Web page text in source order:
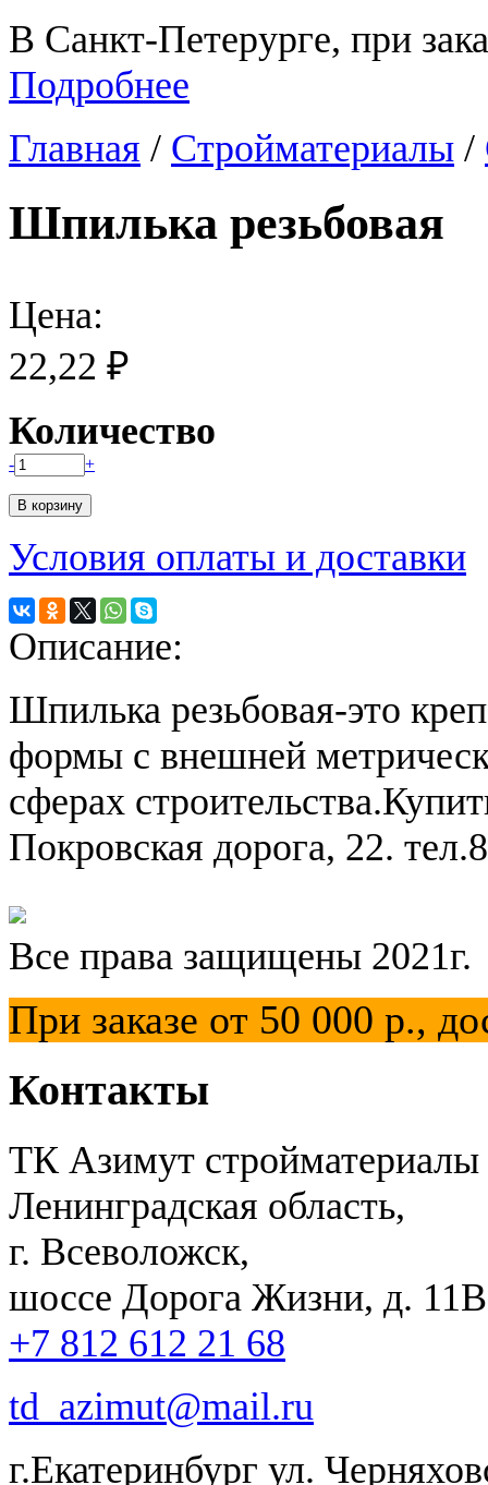
В Санкт-Петерурге, при
Подробнее
Главная / Стройматериалы /
Шпилька резьбовая
Цена:
22,22 ₽
Количество
- +
Условия оплаты и доставки
Описание:
Шпилька резьбовая-это
формы с внешней
сферах
Покровская дорога, 22.
Все права защищены 2021г.
При заказе от 50 000 р.,
Контакты
ТК Азимут стройматериалы
Ленинградская область,
г. Всеволожск,
шоссе Дорога Жизни, д.
+7 812 612 21 68
td_azimut@mail.ru
г.Екатеринбург ул.